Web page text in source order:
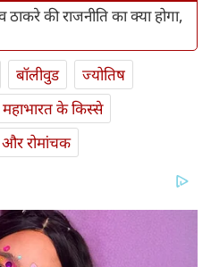
की राजनीति का क्या होगा,
बॉलीवुड
ज्योतिष
महाभारत के किस्से
रोमांचक